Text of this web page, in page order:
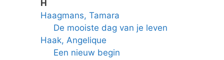
H
Haagmans, Tamara
De mooiste dag van je leven
Haak, Angelique
Een nieuw begin